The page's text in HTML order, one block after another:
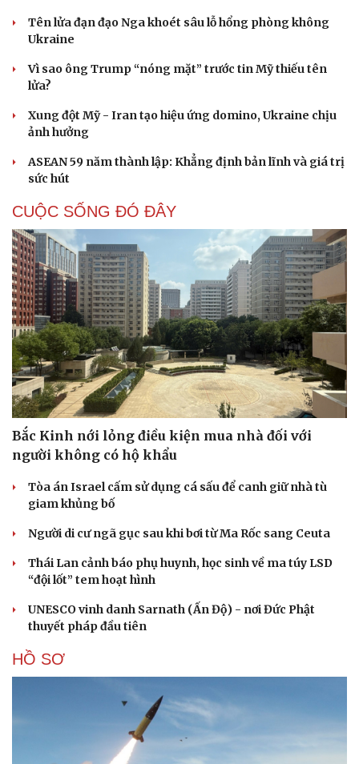
Cải chính
Tên lửa đạn đạo Nga khoét sâu lỗ hổng phòng không
Ukraine
Vì sao ông Trump “nóng mặt” trước tin Mỹ thiếu tên
lửa?
Xung đột Mỹ - Iran tạo hiệu ứng domino, Ukraine chịu
ảnh hưởng
ASEAN 59 năm thành lập: Khẳng định bản lĩnh và giá trị
sức hút
CUỘC SỐNG ĐÓ ĐÂY
Bắc Kinh nới lỏng điều kiện mua nhà đối với
người không có hộ khẩu
Tòa án Israel cấm sử dụng cá sấu để canh giữ nhà tù
giam khủng bố
Người di cư ngã gục sau khi bơi từ Ma Rốc sang Ceuta
Thái Lan cảnh báo phụ huynh, học sinh về ma túy LSD
“đội lốt” tem hoạt hình
UNESCO vinh danh Sarnath (Ấn Độ) - nơi Đức Phật
thuyết pháp đầu tiên
HỒ SƠ